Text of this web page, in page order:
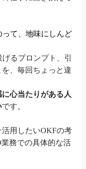
て、地味にしんど
るプロンプト、引
、毎回ちょっと違
心当たりがある人
です。
用したいOKFの考
務での具体的な活